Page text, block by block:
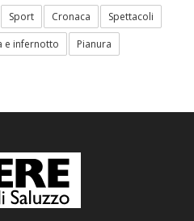
Sport Cronaca
Spettacoli
e infernotto
Pianura